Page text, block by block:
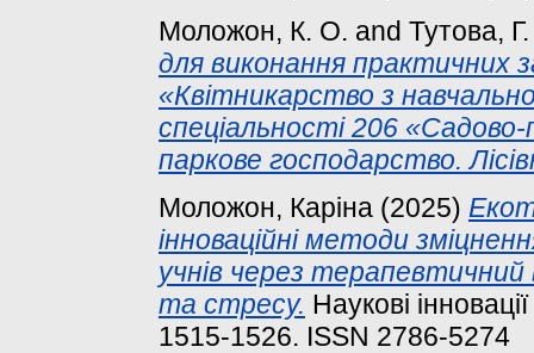
Моложон, К. О. and Тутова,
для виконання практичних
«Квітникарство з
спеціальності 206
паркове господарство.
Моложон, Каріна (2025)
інноваційні методи
учнів через терапевтичний
та стресу. Наукові
1515-1526. ISSN 2786-5274